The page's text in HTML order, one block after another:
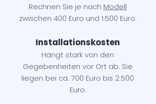
Rechnen Sie je nach Modell
zwischen 400 Euro und 1.500 Euro.
Installationskosten
Hängt stark von den
Gegebenheiten vor Ort ab. Sie
liegen bei ca. 700 Euro bis 2.500
Euro.